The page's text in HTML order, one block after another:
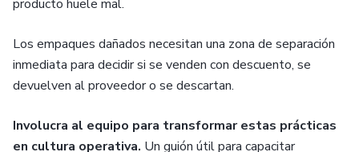
producto huele mal.
Los empaques dañados necesitan una zona de separación
inmediata para decidir si se venden con descuento, se
devuelven al proveedor o se descartan.
Involucra al equipo para transformar estas prácticas
en cultura operativa. Un guión útil para capacitar